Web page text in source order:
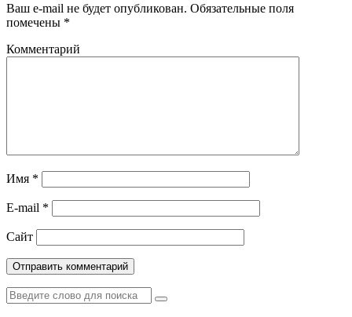
Ваш e-mail не будет опубликован. Обязательные поля
помечены *
Комментарий
Имя *
E-mail *
Сайт